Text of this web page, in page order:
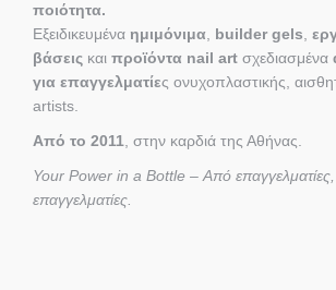
ποιότητα.
Εξειδικευμένα ημιμόνιμα builder gels
βάσεις και προϊόντα nail art σχεδιασμένα
για επαγγελματίες ονυχοπλαστικής,
artists.
Από το 2011 , στην καρδιά της Αθήνας.
Your Power in a Bottle – Από επαγγελματίες,
επαγγελματίες.